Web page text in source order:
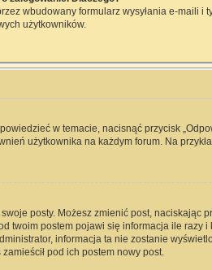
wbudowany formularz wysyłania e-maili i
użytkowników.
w temacie, nacisnąć przycisk
użytkownika na każdym forum. Na
posty. Możesz zmienić post, naciskając
postem pojawi się informacja ile razy
informacja ta nie zostanie
pod ich postem nowy post.